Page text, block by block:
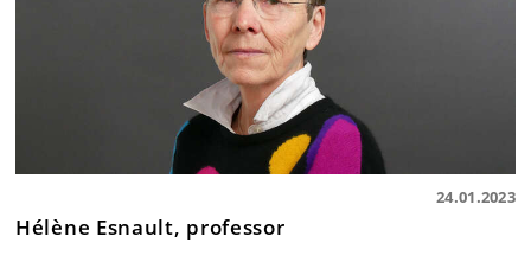
24.01.2023
Hélène Esnault, professor